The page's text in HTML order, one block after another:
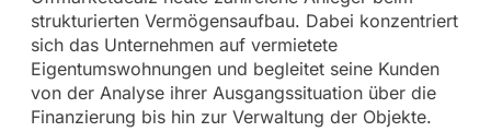
strukturierten Vermögensaufbau. Dabei konzentriert
sich das Unternehmen auf vermietete
Eigentumswohnungen und begleitet seine Kunden
von der Analyse ihrer Ausgangssituation über die
Finanzierung bis hin zur Verwaltung der Objekte.